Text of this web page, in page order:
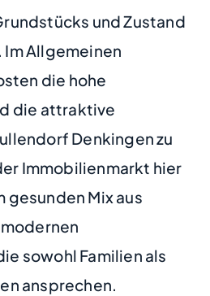
und Zustand
Allgemeinen
die hohe
die attraktive
Denkingen zu
Immobilienmarkt hier
gesunden Mix aus
sowohl Familien als
ansprechen.